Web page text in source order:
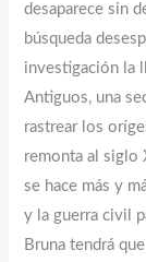
desaparece sin
búsqueda
investigación la
Antiguos, una
rastrear los
remonta al siglo
se hace más y
y la guerra civil
Bruna tendrá